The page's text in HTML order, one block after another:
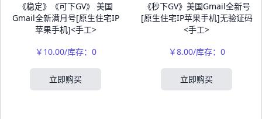
《稳定》《可下GV》 美国
Gmail全新满月号[原生住宅IP
苹果手机]<手工>
￥10.00/库存：0
立即购买
《秒下GV》美国Gmail全新号
[原生住宅IP苹果手机]无验证码
<手工>
￥8.00/库存：0
立即购买